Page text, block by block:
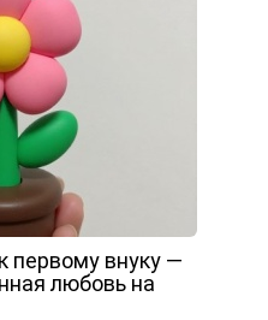
первому внуку —
любовь на